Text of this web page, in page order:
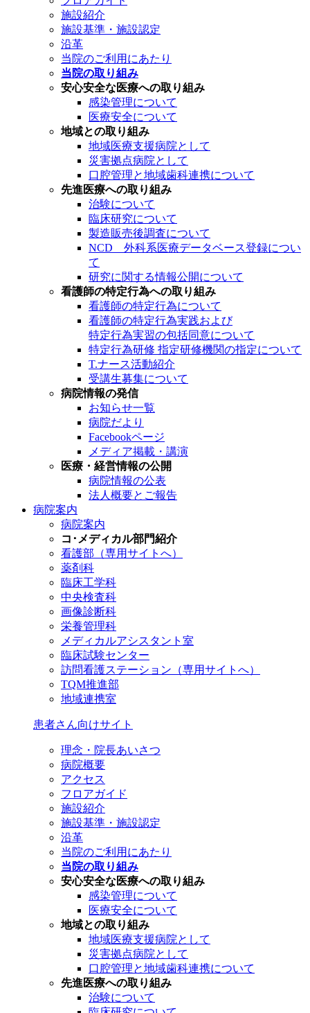
施設紹介
施設基準・施設認定
沿革
当院のご利用にあたり
当院の取り組み
安心安全な医療への取り組み
感染管理について
医療安全について
地域との取り組み
地域医療支援病院として
災害拠点病院として
口腔管理と地域歯科連携について
先進医療への取り組み
治験について
臨床研究について
製造販売後調査について
NCD 外科系医療データベース登録につい
て
研究に関する情報公開について
看護師の特定行為への取り組み
看護師の特定行為について
看護師の特定行為実践および
特定行為実習の包括同意について
特定行為研修 指定研修機関の指定について
T.ナース活動紹介
受講生募集について
病院情報の発信
お知らせ一覧
病院だより
Facebookページ
メディア掲載・講演
医療・経営情報の公開
病院情報の公表
法人概要とご報告
病院案内
病院案内
コ･メディカル部門紹介
看護部（専用サイトへ）
薬剤科
臨床工学科
中央検査科
画像診断科
栄養管理科
メディカルアシスタント室
臨床試験センター
訪問看護ステーション（専用サイトへ）
TQM推進部
地域連携室
患者さん向けサイト
理念・院長あいさつ
病院概要
アクセス
フロアガイド
施設紹介
施設基準・施設認定
沿革
当院のご利用にあたり
当院の取り組み
安心安全な医療への取り組み
感染管理について
医療安全について
地域との取り組み
地域医療支援病院として
災害拠点病院として
口腔管理と地域歯科連携について
先進医療への取り組み
治験について